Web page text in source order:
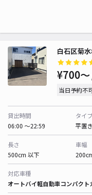
白石区菊
¥700〜
当日予約不
貸出時間
06:00 〜22:59
タイ
平置き
長さ
500cm 以下
車幅
対応車種
オートバイ軽自動車コンパクト